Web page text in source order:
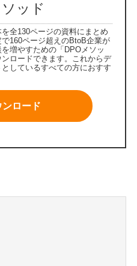
ッド
全130ページの資料にまとめ
160ページ超えのBtoB企業が
増やすための「DPOメソッ
ロードできます。これからデ
しているすべての方におすす
ロード